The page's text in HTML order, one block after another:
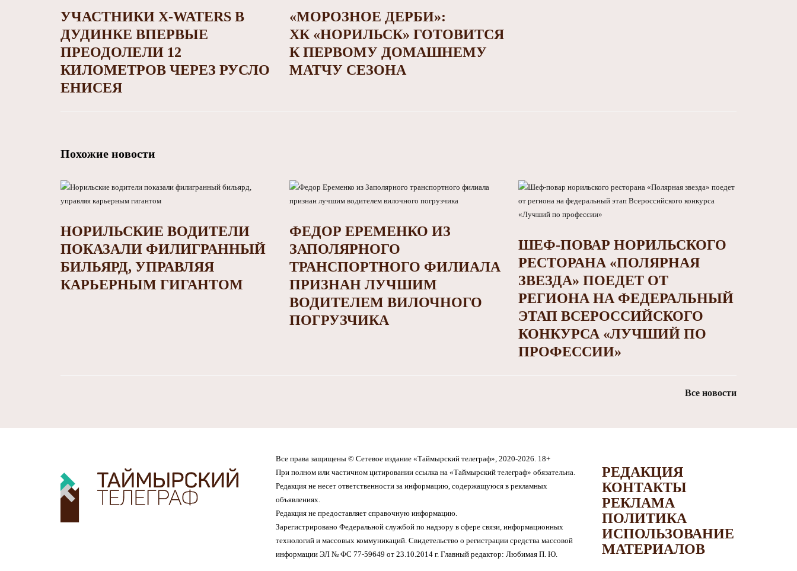
УЧАСТНИКИ X-WATERS В
ДУДИНКЕ ВПЕРВЫЕ
ПРЕОДОЛЕЛИ 12
КИЛОМЕТРОВ ЧЕРЕЗ РУСЛО
ЕНИСЕЯ
«МОРОЗНОЕ ДЕРБИ»:
ХК «НОРИЛЬСК» ГОТОВИТСЯ
К ПЕРВОМУ ДОМАШНЕМУ
МАТЧУ СЕЗОНА
Похожие новости
НОРИЛЬСКИЕ ВОДИТЕЛИ
ПОКАЗАЛИ ФИЛИГРАННЫЙ
БИЛЬЯРД, УПРАВЛЯЯ
КАРЬЕРНЫМ ГИГАНТОМ
ФЕДОР ЕРЕМЕНКО ИЗ
ЗАПОЛЯРНОГО
ТРАНСПОРТНОГО ФИЛИАЛА
ПРИЗНАН ЛУЧШИМ
ВОДИТЕЛЕМ ВИЛОЧНОГО
ПОГРУЗЧИКА
ШЕФ-ПОВАР НОРИЛЬСКОГО
РЕСТОРАНА «ПОЛЯРНАЯ
ЗВЕЗДА» ПОЕДЕТ ОТ
РЕГИОНА НА ФЕДЕРАЛЬНЫЙ
ЭТАП ВСЕРОССИЙСКОГО
КОНКУРСА «ЛУЧШИЙ ПО
ПРОФЕССИИ»
Все новости
Все права защищены © Сетевое издание «Таймырский телеграф», 2020-2026. 18+
При полном или частичном цитировании ссылка на «Таймырский телеграф» обязательна.
Редакция не несет ответственности за информацию, содержащуюся в рекламных
объявлениях.
Редакция не предоставляет справочную информацию.
Зарегистрировано Федеральной службой по надзору в сфере связи, информационных
технологий и массовых коммуникаций. Свидетельство о регистрации средства массовой
информации ЭЛ № ФС 77-59649 от 23.10.2014 г. Главный редактор: Любимая П. Ю.
РЕДАКЦИЯ
КОНТАКТЫ
РЕКЛАМА
ПОЛИТИКА
ИСПОЛЬЗОВАНИЕ
МАТЕРИАЛОВ